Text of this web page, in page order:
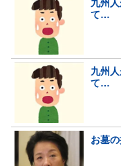
九州
て…
九州
て…
お墓